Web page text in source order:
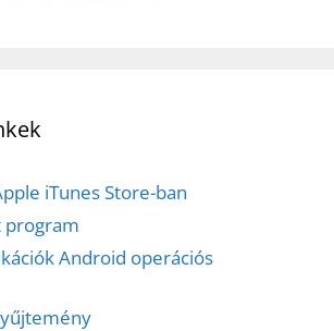
iTunes Store-ban
program
Android operációs